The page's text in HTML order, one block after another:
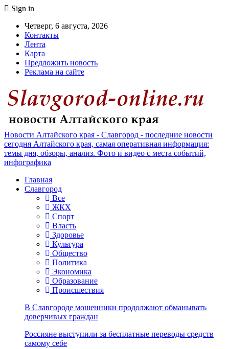
Sign in
Четверг, 6 августа, 2026
Контакты
Лента
Карта
Предложить новость
Реклама на сайте
Новости Алтайского края - Славгород - последние новости
сегодня Алтайского края, самая оперативная информация:
темы дня, обзоры, анализ. Фото и видео с места событий,
инфографика
Главная
Славгород
Все
ЖКХ
Спорт
Власть
Здоровье
Культура
Общество
Политика
Экономика
Образование
Происшествия
В Славгороде мошенники продолжают обманывать
доверчивых граждан
Россияне выступили за бесплатные переводы средств
самому себе